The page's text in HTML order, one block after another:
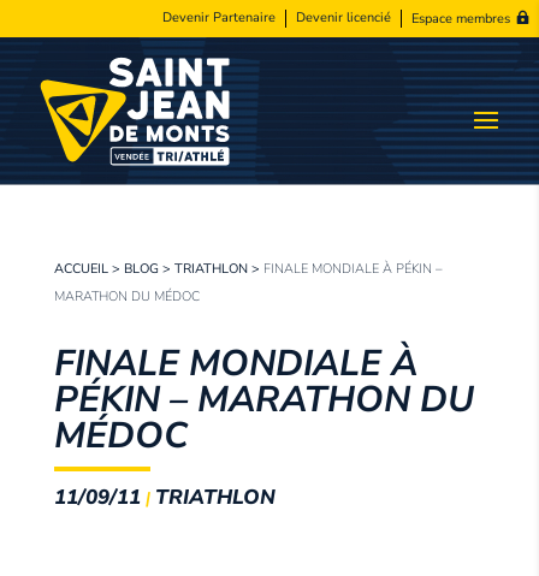
Devenir Partenaire Devenir licencié Espace membres
ACCUEIL> BLOG > TRIATHLON> FINALE MONDIALE À PÉKIN –
MARATHON DU MÉDOC
FINALE MONDIALE À
PÉKIN – MARATHON DU
MÉDOC
11/09/11| TRIATHLON